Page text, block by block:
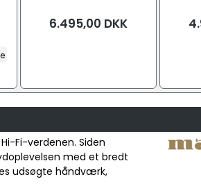
6.495,00 DKK
Fi-verdenen. Siden
med et bredt
udsøgte håndværk,